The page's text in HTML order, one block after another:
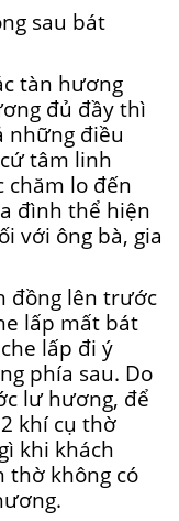
sau bát
tàn hương
đủ đầy thì
những điều
tâm linh
chăm lo đến
đình thể hiện
với ông bà, gia
đồng lên trước
lấp mất bát
lấp đi ý
phía sau. Do
lư hương, để
khí cụ thờ
khi khách
thờ không có